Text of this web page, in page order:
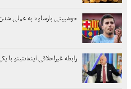
خوشبینی بارسلونا به عملی
رابطه غیراخلاقی اینفانتینو با